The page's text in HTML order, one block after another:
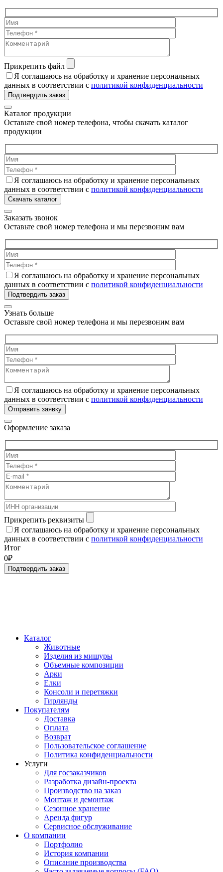
Прикрепить файл
Я соглашаюсь на обработку и хранение персональных
данных в соответствии с политикой конфиденциальности
Подтвердить заказ
Каталог продукции
Оставьте свой номер телефона, чтобы скачать каталог
продукции
Я соглашаюсь на обработку и хранение персональных
данных в соответствии с политикой конфиденциальности
Скачать каталог
Заказать звонок
Оставьте свой номер телефона и мы перезвоним вам
Я соглашаюсь на обработку и хранение персональных
данных в соответствии с политикой конфиденциальности
Подтвердить заказ
Узнать больше
Оставьте свой номер телефона и мы перезвоним вам
Я соглашаюсь на обработку и хранение персональных
данных в соответствии с политикой конфиденциальности
Отправить заявку
Оформление заказа
Прикрепить реквизиты
Я соглашаюсь на обработку и хранение персональных
данных в соответствии с политикой конфиденциальности
Итог
0₽
Подтвердить заказ
Каталог
Животные
Изделия из мишуры
Объемные композиции
Арки
Елки
Консоли и перетяжки
Гирлянды
Покупателям
Доставка
Оплата
Возврат
Пользовательское соглашение
Политика конфиденциальности
Услуги
Для госзаказчиков
Разработка дизайн-проекта
Производство на заказ
Монтаж и демонтаж
Сезонное хранение
Аренда фигур
Сервисное обслуживание
О компании
Портфолио
История компании
Описание производства